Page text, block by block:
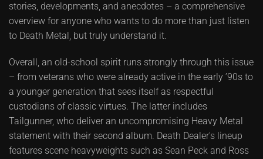
stories, developments, and anecdotes – a comprehensive
overview for anyone who wants to do more than just listen
to Death Metal, but truly understand it.
Overall, an old-school spirit runs strongly through this issue
– from veterans who were already active in the early ’90s to
a younger generation that sees itself as respectful
custodians of classic virtues. The latter includes
Tailgunner, who deliver an uncompromising Heavy Metal
statement with their second album. Death Dealer's lineup
features scene heavyweights such as Sean Peck and Ross